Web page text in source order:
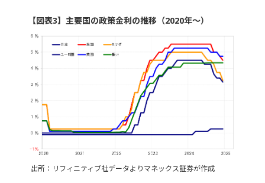
【図表3】主要国の政策金利の推移（2020年～）
出所：リフィニティブ社データよりマネックス証券が作成